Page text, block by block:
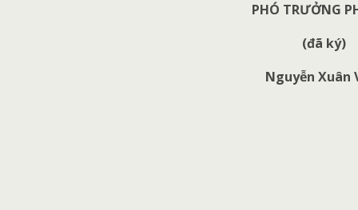
PHÓ TRƯỞNG
(đã ký)
Nguyễn Xuân